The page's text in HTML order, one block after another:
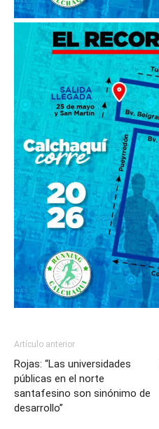
Artículo anterior
Rojas: “Las universidades
públicas en el norte
santafesino son sinónimo de
desarrollo”